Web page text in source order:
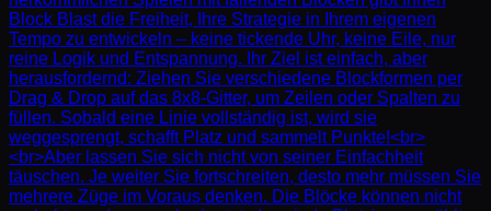
Block Blast die Freiheit, Ihre Strategie in Ihrem eigenen
Tempo zu entwickeln – keine tickende Uhr, keine Eile, nur
reine Logik und Entspannung. Ihr Ziel ist einfach, aber
herausfordernd: Ziehen Sie verschiedene Blockformen per
Drag & Drop auf das 8x8-Gitter, um Zeilen oder Spalten zu
füllen. Sobald eine Linie vollständig ist, wird sie
weggesprengt, schafft Platz und sammelt Punkte!<br>
<br>Aber lassen Sie sich nicht von seiner Einfachheit
täuschen. Je weiter Sie fortschreiten, desto mehr müssen Sie
mehrere Züge im Voraus denken. Die Blöcke können nicht